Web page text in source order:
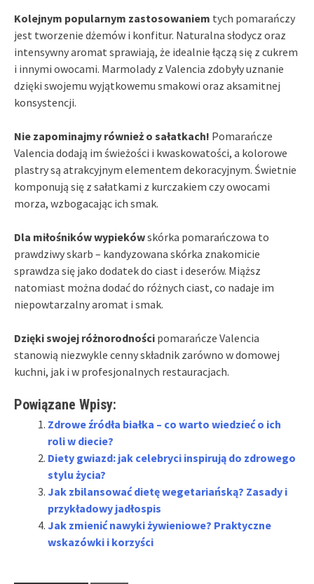
Kolejnym popularnym zastosowaniem tych pomarańczy
jest tworzenie dżemów i konfitur. Naturalna słodycz oraz
intensywny aromat sprawiają, że idealnie łączą się z cukrem
i innymi owocami. Marmolady z Valencia zdobyły uznanie
dzięki swojemu wyjątkowemu smakowi oraz aksamitnej
konsystencji.
Nie zapominajmy również o sałatkach! Pomarańcze
Valencia dodają im świeżości i kwaskowatości, a kolorowe
plastry są atrakcyjnym elementem dekoracyjnym. Świetnie
komponują się z sałatkami z kurczakiem czy owocami
morza, wzbogacając ich smak.
Dla miłośników wypiekówskórka pomarańczowa to
prawdziwy skarb – kandyzowana skórka znakomicie
sprawdza się jako dodatek do ciast i deserów. Miąższ
natomiast można dodać do różnych ciast, co nadaje im
niepowtarzalny aromat i smak.
Dzięki swojej różnorodności pomarańcze Valencia
stanowią niezwykle cenny składnik zarówno w domowej
kuchni, jak i w profesjonalnych restauracjach.
Powiązane Wpisy:
Zdrowe źródła białka – co warto wiedzieć o ich
roli w diecie?
Diety gwiazd: jak celebryci inspirują do zdrowego
stylu życia?
Jak zbilansować dietę wegetariańską? Zasady i
przykładowy jadłospis
Jak zmienić nawyki żywieniowe? Praktyczne
wskazówki i korzyści